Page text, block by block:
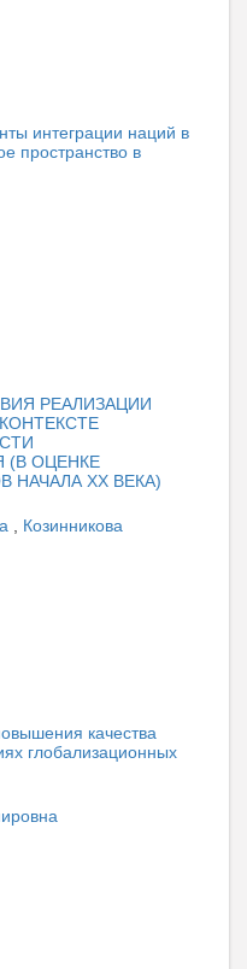
интеграции наций в
пространство в
РЕАЛИЗАЦИИ
(В ОЦЕНКЕ
НАЧАЛА ХХ ВЕКА)
, Козинникова
качества
глобализационных